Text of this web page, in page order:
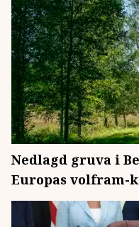
Nedlagd gruva i
Europas volfram-